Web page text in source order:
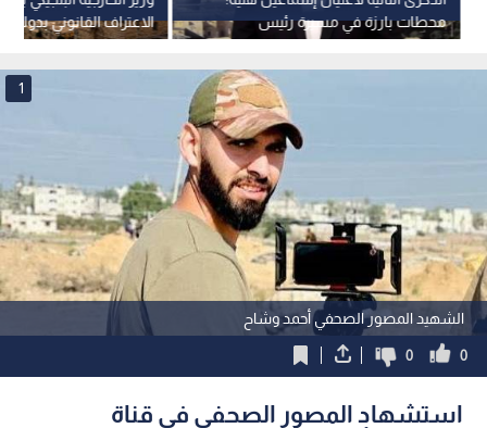
الاعتراف القانوني
محطات بارزة في مسيرة رئيس
المكتب السياسي لحماس
الشهيد المصور الصحفي أحمد وشاح
1
0
0
استشهاد المصور الصحفي في قناة